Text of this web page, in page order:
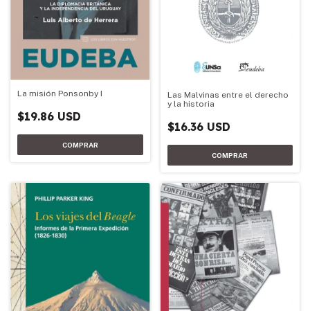
La misión Ponsonby I
$19.86 USD
Las Malvinas entre el derecho
y la historia
$16.36 USD